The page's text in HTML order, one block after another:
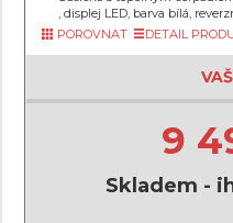
, displej LED, barva bílá,
POROVNAT
DETAIL
9
Skladem -